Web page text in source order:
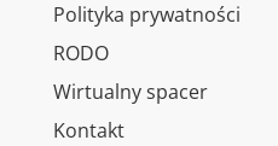
Polityka prywatności
RODO
Wirtualny spacer
Kontakt